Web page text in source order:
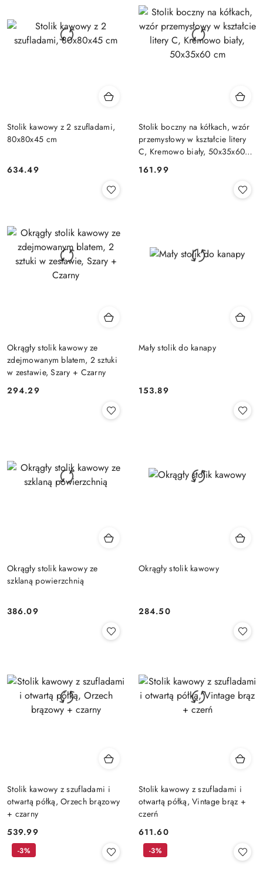
Stolik kawowy z 2 szufladami,
80x80x45 cm
Cena:
634.49
Stolik boczny na kółkach, wzór
przemysłowy w kształcie litery
C, Kremowo biały, 50x35x60
Cena:
161.99
Okrągły stolik kawowy ze
zdejmowanym blatem, 2 sztuki
w zestawie, Szary + Czarny
Cena:
294.29
Mały stolik do kanapy
Cena:
153.89
Okrągły stolik kawowy ze
szklaną powierzchnią
Cena:
386.09
Okrągły stolik kawowy
Cena:
284.50
Stolik kawowy z szufladami i
otwartą półką, Orzech brązowy
+ czarny
Cena:
539.99
Stolik kawowy z szufladami i
otwartą półką, Vintage brąz +
czerń
Cena:
611.60
-3% -3%